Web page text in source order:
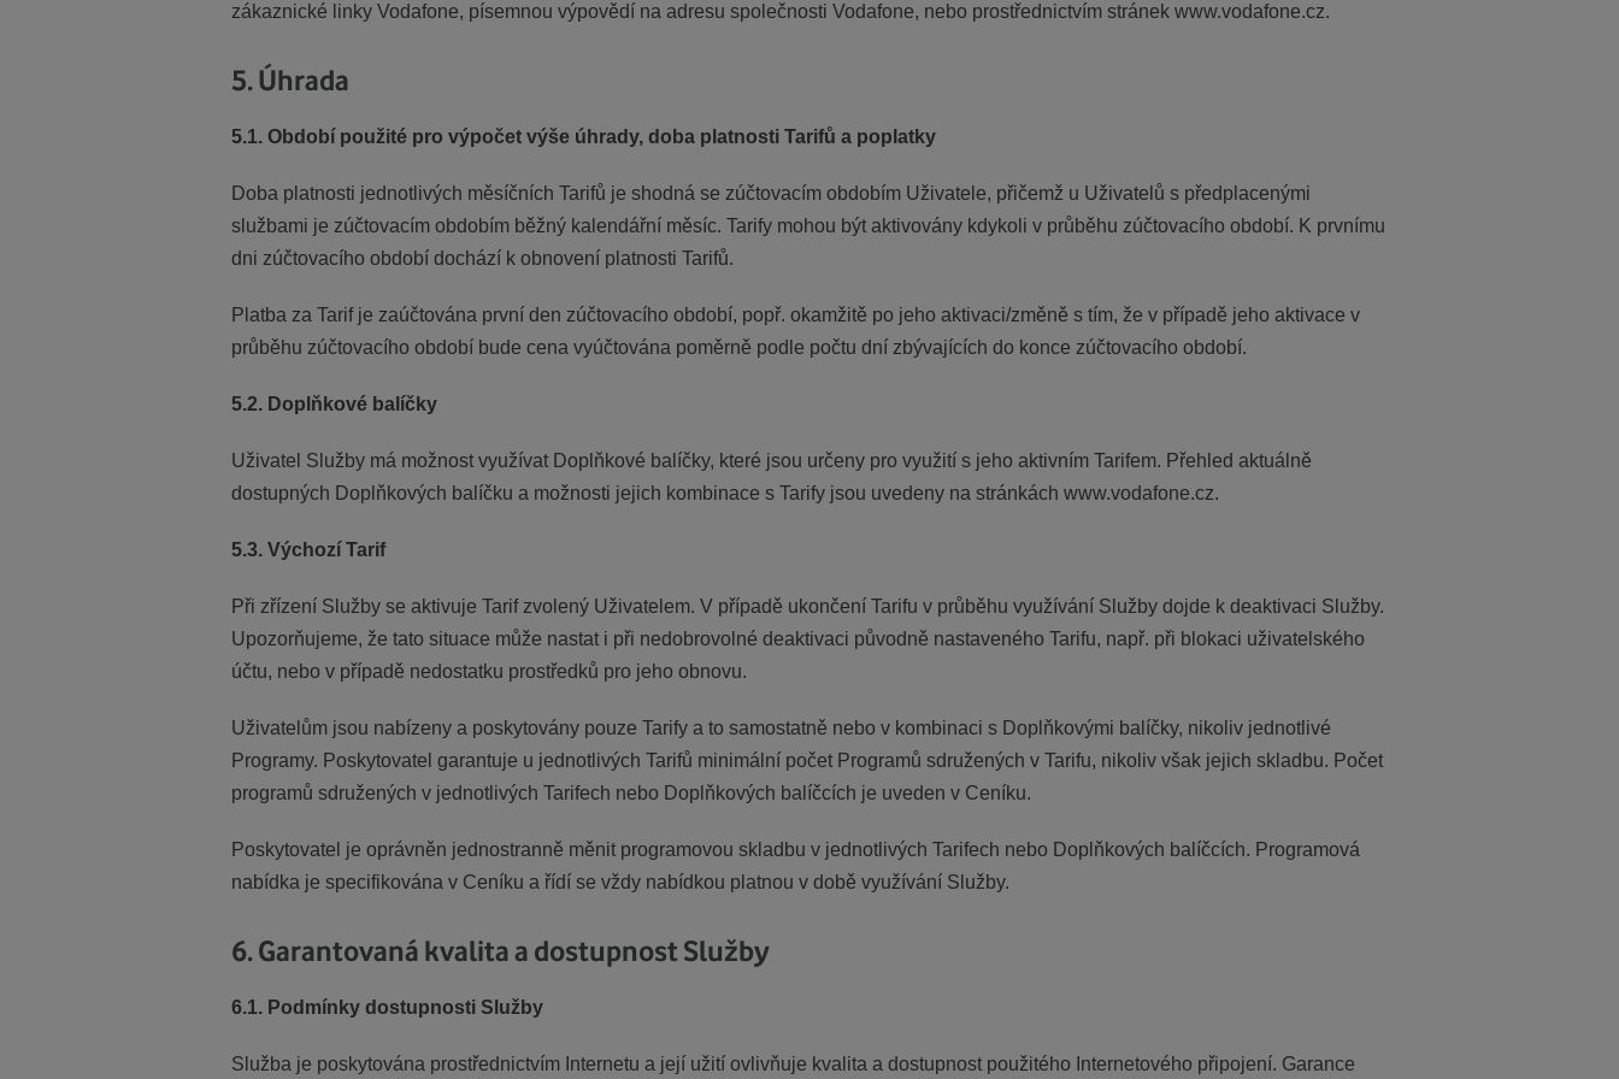
zákaznické linky Vodafone, písemnou výpovědí na adresu společnosti Vodafone, nebo prostřednictvím stránek www.vodafone.cz.
5. Úhrada
5.1. Období použité pro výpočet výše úhrady, doba platnosti Tarifů a poplatky
Doba platnosti jednotlivých měsíčních Tarifů je shodná se zúčtovacím obdobím Uživatele, přičemž u Uživatelů s předplacenými
službami je zúčtovacím obdobím běžný kalendářní měsíc. Tarify mohou být aktivovány kdykoli v průběhu zúčtovacího období. K prvnímu
dni zúčtovacího období dochází k obnovení platnosti Tarifů.
Platba za Tarif je zaúčtována první den zúčtovacího období, popř. okamžitě po jeho aktivaci/změně s tím, že v případě jeho aktivace v
průběhu zúčtovacího období bude cena vyúčtována poměrně podle počtu dní zbývajících do konce zúčtovacího období.
5.2. Doplňkové balíčky
Uživatel Služby má možnost využívat Doplňkové balíčky, které jsou určeny pro využití s jeho aktivním Tarifem. Přehled aktuálně
dostupných Doplňkových balíčku a možnosti jejich kombinace s Tarify jsou uvedeny na stránkách www.vodafone.cz.
5.3. Výchozí Tarif
Při zřízení Služby se aktivuje Tarif zvolený Uživatelem. V případě ukončení Tarifu v průběhu využívání Služby dojde k deaktivaci Služby.
Upozorňujeme, že tato situace může nastat i při nedobrovolné deaktivaci původně nastaveného Tarifu, např. při blokaci uživatelského
účtu, nebo v případě nedostatku prostředků pro jeho obnovu.
Uživatelům jsou nabízeny a poskytovány pouze Tarify a to samostatně nebo v kombinaci s Doplňkovými balíčky, nikoliv jednotlivé
Programy. Poskytovatel garantuje u jednotlivých Tarifů minimální počet Programů sdružených v Tarifu, nikoliv však jejich skladbu. Počet
programů sdružených v jednotlivých Tarifech nebo Doplňkových balíčcích je uveden v Ceníku.
Poskytovatel je oprávněn jednostranně měnit programovou skladbu v jednotlivých Tarifech nebo Doplňkových balíčcích. Programová
nabídka je specifikována v Ceníku a řídí se vždy nabídkou platnou v době využívání Služby.
6. Garantovaná kvalita a dostupnost Služby
6.1. Podmínky dostupnosti Služby
Služba je poskytována prostřednictvím Internetu a její užití ovlivňuje kvalita a dostupnost použitého Internetového připojení. Garance